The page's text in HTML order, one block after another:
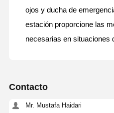
ojos y ducha de
estación proporcione las
necesarias en situaciones
Contacto
Mr. Mustafa Haidari